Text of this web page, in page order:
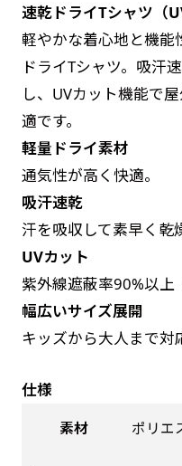
速乾ドライTシャツ（
軽やかな着心地と機能
ドライTシャツ。吸汗
し、UVカット機能で
適です。
軽量ドライ素材
通気性が高く快適。
吸汗速乾
汗を吸収して素早く乾
UVカット
紫外線遮蔽率90%以上
幅広いサイズ展開
キッズから大人まで対
仕様
素材 ポリエ
ます。（レギュラー
スリムのれん縦
是非！
お急ぎ［ +330円
お急ぎは翌営業日
によって対応でき
できる場合もあり
生地は対応不可です。